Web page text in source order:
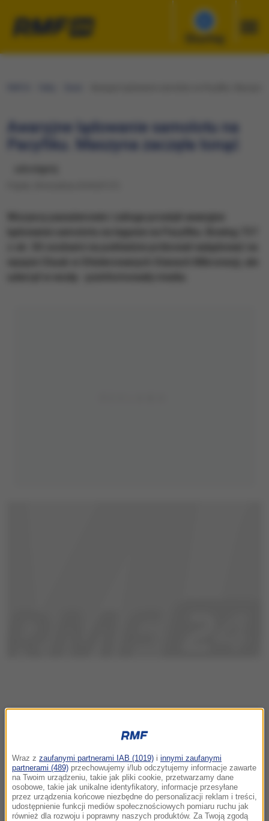
Słuchaj
Awaryjne lądowanie samolotu na
Pacyfiku. Maszyna zaczęła tonąć
Wraz z zaufanymi partnerami IAB (1019) i innymi zaufanymi
partnerami (489) przechowujemy i/lub odczytujemy informacje zawarte
na Twoim urządzeniu, takie jak pliki cookie, przetwarzamy dane
osobowe, takie jak unikalne identyfikatory, informacje przesyłane
przez urządzenia końcowe niezbędne do personalizacji reklam i treści,
udostępnienie funkcji mediów społecznościowych pomiaru ruchu jak
również dla rozwoju i poprawny naszych produktów. Za Twoją zgodą